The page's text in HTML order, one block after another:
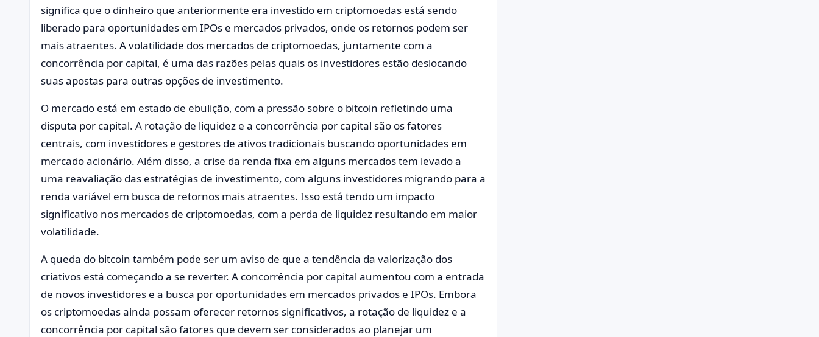
significa que o dinheiro que anteriormente era investido em criptomoedas está sendo
liberado para oportunidades em IPOs e mercados privados, onde os retornos podem ser
mais atraentes. A volatilidade dos mercados de criptomoedas, juntamente com a
concorrência por capital, é uma das razões pelas quais os investidores estão deslocando
suas apostas para outras opções de investimento.
O mercado está em estado de ebulição, com a pressão sobre o bitcoin refletindo uma
disputa por capital. A rotação de liquidez e a concorrência por capital são os fatores
centrais, com investidores e gestores de ativos tradicionais buscando oportunidades em
mercado acionário. Além disso, a crise da renda fixa em alguns mercados tem levado a
uma reavaliação das estratégias de investimento, com alguns investidores migrando para a
renda variável em busca de retornos mais atraentes. Isso está tendo um impacto
significativo nos mercados de criptomoedas, com a perda de liquidez resultando em maior
volatilidade.
A queda do bitcoin também pode ser um aviso de que a tendência da valorização dos
criativos está começando a se reverter. A concorrência por capital aumentou com a entrada
de novos investidores e a busca por oportunidades em mercados privados e IPOs. Embora
os criptomoedas ainda possam oferecer retornos significativos, a rotação de liquidez e a
concorrência por capital são fatores que devem ser considerados ao planejar um